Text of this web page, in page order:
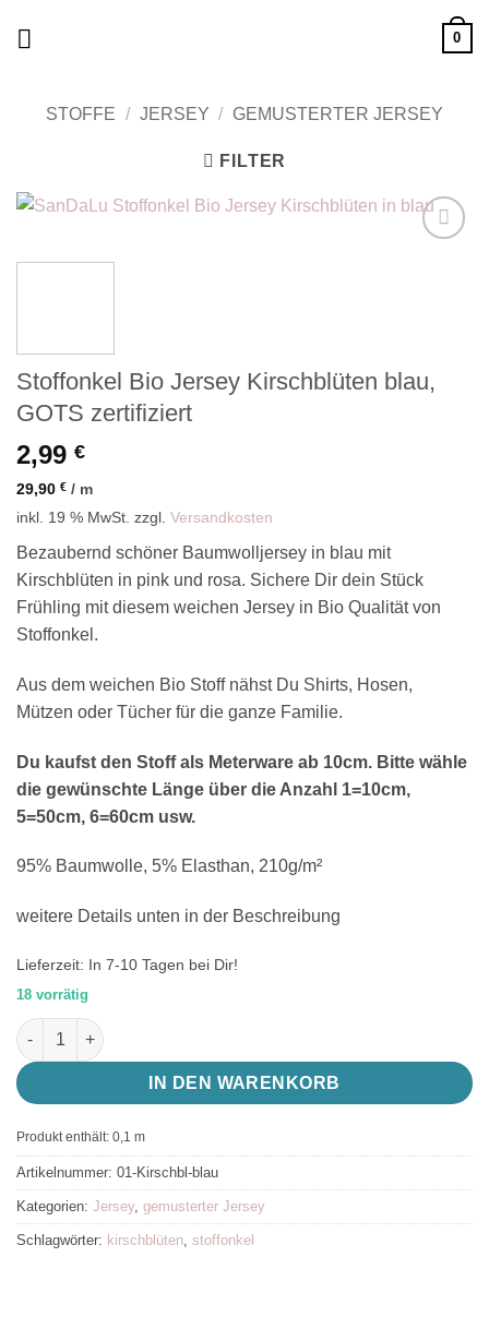
0
STOFFE / JERSEY / GEMUSTERTER JERSEY
FILTER
Stoffonkel Bio Jersey Kirschblüten blau,
GOTS zertifiziert
2,99 €
29,90 € / m
inkl. 19 % MwSt. zzgl. Versandkosten
Bezaubernd schöner Baumwolljersey in blau mit
Kirschblüten in pink und rosa. Sichere Dir dein Stück
Frühling mit diesem weichen Jersey in Bio Qualität von
Stoffonkel.
Aus dem weichen Bio Stoff nähst Du Shirts, Hosen,
Mützen oder Tücher für die ganze Familie.
Du kaufst den Stoff als Meterware ab 10cm. Bitte wähle
die gewünschte Länge über die Anzahl 1=10cm,
5=50cm, 6=60cm usw.
95% Baumwolle, 5% Elasthan, 210g/m²
weitere Details unten in der Beschreibung
Lieferzeit: In 7-10 Tagen bei Dir!
18 vorrätig
Stoffonkel Bio Jersey Kirschblüten blau, GOTS zertifiziert
IN DEN WARENKORB
Produkt enthält: 0,1 m
Artikelnummer: 01-Kirschbl-blau
Kategorien: Jersey gemusterter Jersey
Schlagwörter: kirschblüten stoffonkel